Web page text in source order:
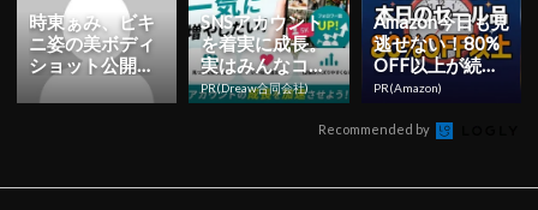
時東ぁみ、ビキ
ニ姿の美ボディ
ショット公開！
「美しすぎる」
「素晴らし
SNSアカウント
を着実に成長。
実はみんなココ
使ってます。
PR(Dreaw合同会社)
Amazon今日も見
逃せない！80%
OFF以上が続々
登場
PR(Amazon)
Recommended by